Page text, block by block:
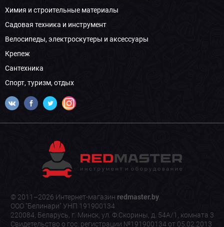
Химия и строительные материалы
Садовая техника и инструмент
Велосипеды, электроскутеры и аксессуары
Крепеж
Сантехника
Спорт, туризм, отдых
© 2011–2026 Интернет-магазин redmaster.by.
ООО "Белинари" УНП 191900134
220084, Беларусь, г. Минск, ул. Ф.Скорины, д. 54А/1, комната 3
Свидетельство о гос. регистрации №191900134 от 05.02.2013